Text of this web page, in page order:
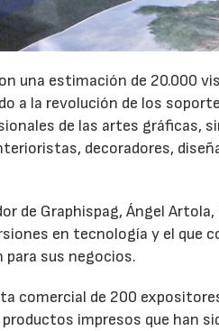
una estimación de 20.000
a la revolución de los
de las artes gráficas,
decoradores,
de Graphispag, Ángel
en tecnología y el que
sus negocios.
comercial de 200
impresos que han
22/